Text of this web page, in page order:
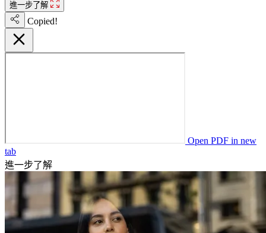
進一步了解
Copied!
Open PDF in new
tab
進一步了解